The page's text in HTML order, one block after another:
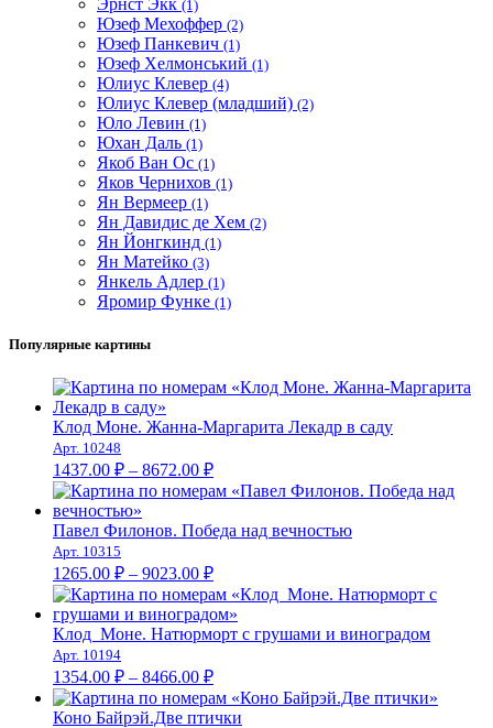
(1)
Юзеф Мехоффер (2)
Юзеф Панкевич (1)
Юзеф Хелмонський (1)
Юлиус Клевер (4)
Юлиус Клевер (младший) (2)
Юло Левин (1)
Юхан Даль (1)
Якоб Ван Ос (1)
Яков Чернихов (1)
Ян Вермеер (1)
Ян Давидис де Хем (2)
Ян Йонгкинд (1)
Ян Матейко (3)
Янкель Адлер (1)
Яромир Функе (1)
Популярные картины
Клод Моне. Жанна-Маргарита Лекадр в саду
Арт. 10248
1437.00 ₽ – 8672.00 ₽Диапазон
цен:
–
Павел Филонов. Победа над вечностью
Арт. 10315
1265.00 ₽ – 9023.00 ₽Диапазон
цен:
1265.00 ₽
–
Клод Моне. Натюрморт с грушами и виноградом
Арт. 10194
1354.00 ₽ – 8466.00 ₽Диапазон
цен:
1354.00 ₽
Коно Байрэй.Две птички